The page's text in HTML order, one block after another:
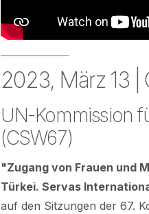
2023, März 13 |
UN-Kommission
(CSW67)
"Zugang von Frauen und
Türkei. Servas
auf den Sitzungen der 67.